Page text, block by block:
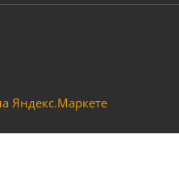
Маска сварщика